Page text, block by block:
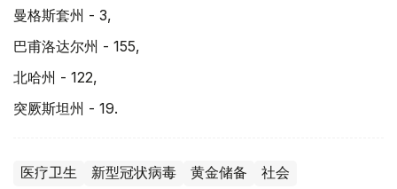
曼格斯套州 - 3,
巴甫洛达尔州 - 155,
北哈州 - 122,
突厥斯坦州 - 19.
医疗卫生 新型冠状病毒 黄金储备 社会